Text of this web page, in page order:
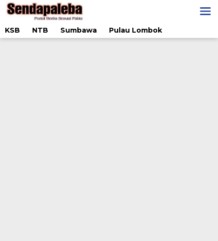
Lewati
ke
KSB
NTB Sumbawa Pulau Lombok